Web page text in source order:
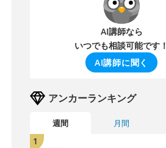
AI講師なら
いつでも相談可能です！
AI講師に聞く
アンカーランキング
週間 月間
1